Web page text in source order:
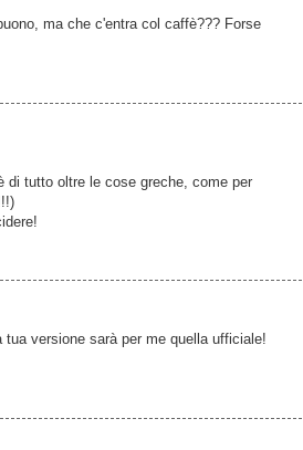
ma che c'entra col caffè??? Forse
di tutto oltre le cose greche, come per
versione sarà per me quella ufficiale!